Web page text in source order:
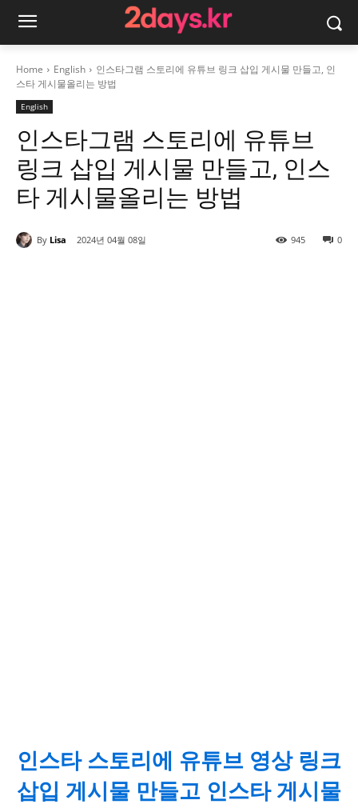
Home English
인스타그램 스토리에 유튜브 링크 삽입 게시물 만들고, 인
스타 게시물올리는 방법
English
인스타그램 스토리에 유튜브
링크 삽입 게시물 만들고, 인스
타 게시물올리는 방법
By Lisa 2024년 04월 08일 0
945
인스타 스토리에 유튜브 영상 링크
삽입 게시물 만들고 인스타 게시물